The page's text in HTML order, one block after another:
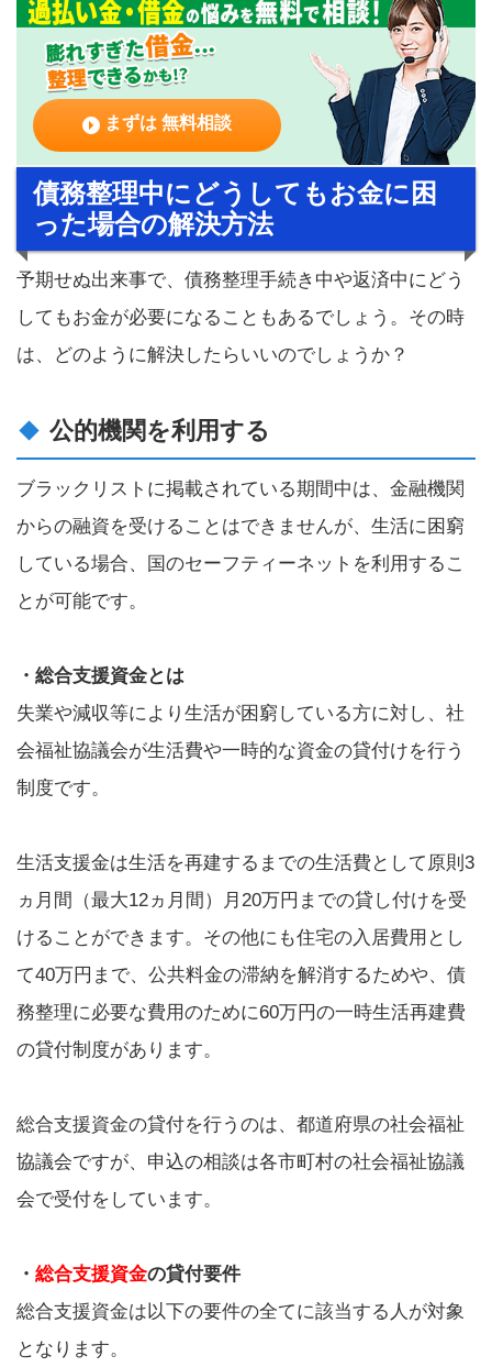
まずは 無料相談
債務整理中にどうしてもお金に困
った場合の解決方法
予期せぬ出来事で、債務整理手続き中や返済中にどう
してもお金が必要になることもあるでしょう。その時
は、どのように解決したらいいのでしょうか？
公的機関を利用する
ブラックリストに掲載されている期間中は、金融機関
からの融資を受けることはできませんが、生活に困窮
している場合、国のセーフティーネットを利用するこ
とが可能です。
・総合支援資金とは
失業や減収等により生活が困窮している方に対し、社
会福祉協議会が生活費や一時的な資金の貸付けを行う
制度です。
生活支援金は生活を再建するまでの生活費として原則3
ヵ月間（最大12ヵ月間）月20万円までの貸し付けを受
けることができます。その他にも住宅の入居費用とし
て40万円まで、公共料金の滞納を解消するためや、債
務整理に必要な費用のために60万円の一時生活再建費
の貸付制度があります。
総合支援資金の貸付を行うのは、都道府県の社会福祉
協議会ですが、申込の相談は各市町村の社会福祉協議
会で受付をしています。
・ 総合支援資金の貸付要件
総合支援資金は以下の要件の全てに該当する人が対象
となります。